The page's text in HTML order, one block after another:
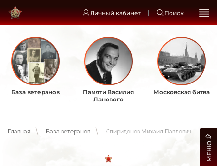
Личный кабинет Поиск
База ветеранов
Памяти Василия
Ланового
Московская битва
Главная База ветеранов Спиридонов Михаил Павлович
МЕНЮ